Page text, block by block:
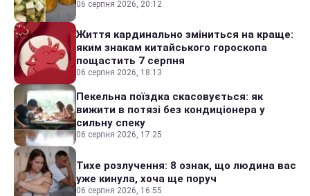
06 серпня 2026, 20:12
Життя кардинально зміниться на краще:
яким знакам китайського гороскопа
пощастить 7 серпня
06 серпня 2026, 18:13
Пекельна поїздка скасовується: як
вижити в потязі без кондиціонера у
сильну спеку
06 серпня 2026, 17:25
Тихе розлучення: 8 ознак, що людина вас
уже кинула, хоча ще поруч
06 серпня 2026, 16:55